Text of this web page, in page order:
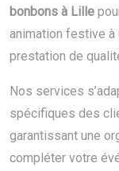
bonbons à Lille
animation festive à
prestation de
Nos services
spécifiques des
garantissant une
compléter votre